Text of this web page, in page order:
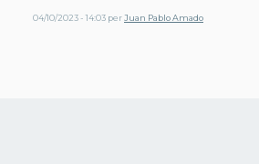
04/10/2023 - 14:03 perJuan Pablo Amado